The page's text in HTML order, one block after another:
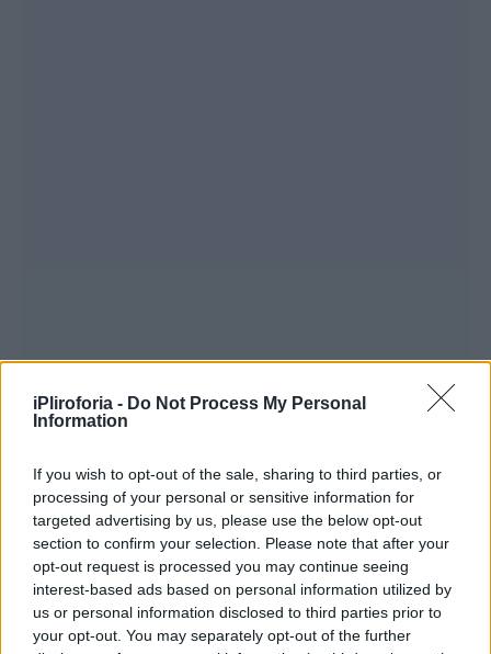
iPliroforia - Do Not Process My Personal
Information
If you wish to opt-out of the sale, sharing to third parties, or
processing of your personal or sensitive information for
targeted advertising by us, please use the below opt-out
section to confirm your selection. Please note that after your
opt-out request is processed you may continue seeing
interest-based ads based on personal information utilized by
us or personal information disclosed to third parties prior to
your opt-out. You may separately opt-out of the further
Εἴτε τό ὄνομά Σου τό Ἅγιον ὥμοσα, εἴτε
ἔν τινι Σέ παρώργησα, ἤ ἔκλεψα ἤ ἐψευσάμην
ἤ φίλος παρέβαλε πρός ἐμέ καί παρεῖδον
αὐτόν, ἤ ἀδελφόν ἔθλιψα καί παρεπίκρανα, ἤ
ἱσταμένου μου ἐν προσευχῇ καί ψαλμωδίᾳ ὁ
νοῦς μου ὁ πονηρός εἰς τά πονηρά καί
βιωτικά περιεπόλευσε, ἤ παρά τό πρέπον